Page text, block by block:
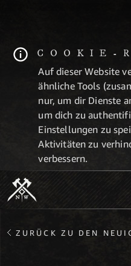
COOKIE-
Auf dieser Website
ähnliche Tools
nur, um dir Dienste
um dich zu
Einstellungen zu
Aktivitäten zu
verbessern.
ZURÜCK ZU DEN